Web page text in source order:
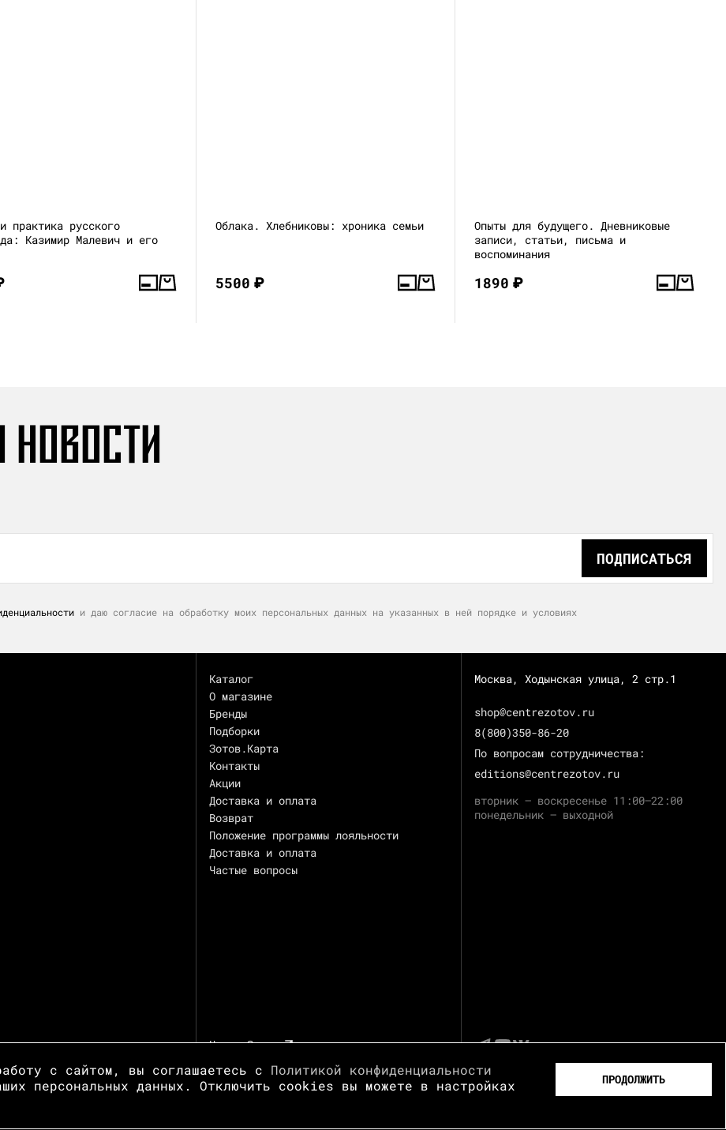
практика русского
Казимир Малевич и его
Облака. Хлебниковы: хроника семьи
5500₽
Опыты для будущего. Дневниковые
записи, статьи, письма и
воспоминания
1890₽
ПОДПИСАТЬСЯ
и даю согласие на обработку моих персональных данных на указанных в ней порядке и условиях
Каталог
О магазине
Бренды
Подборки
Зотов.Карта
Контакты
Акции
Доставка и оплата
Возврат
Положение программы лояльности
Доставка и оплата
Частые вопросы
Центр Зотов
Москва, Ходынская улица, 2 стр.1
shop@centrezotov.ru
8(800)350-86-20
По вопросам сотрудничества:
editions@centrezotov.ru
вторник — воскресенье 11:00–22:00
понедельник — выходной
с сайтом, вы соглашаетесь с Политикой конфиденциальности
персональных данных. Отключить cookies вы можете в настройках
ПРОДОЛЖИТЬ